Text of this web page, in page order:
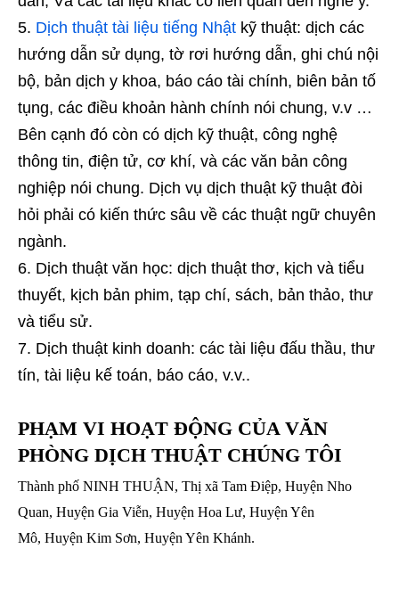
Dịch thuật tài liệu tiếng Nhật kỹ thuật: dịch các
hướng dẫn sử dụng, tờ rơi hướng dẫn, ghi chú nội
bộ, bản dịch y khoa, báo cáo tài chính, biên bản tố
tụng, các điều khoản hành chính nói chung, v.v …
Bên cạnh đó còn có dịch kỹ thuật, công nghệ
thông tin, điện tử, cơ khí, và các văn bản công
nghiệp nói chung. Dịch vụ dịch thuật kỹ thuật đòi
hỏi phải có kiến thức sâu về các thuật ngữ chuyên
ngành.
Dịch thuật văn học: dịch thuật thơ, kịch và tiểu
thuyết, kịch bản phim, tạp chí, sách, bản thảo, thư
và tiểu sử.
Dịch thuật kinh doanh: các tài liệu đấu thầu, thư
tín, tài liệu kế toán, báo cáo, v.v..
PHẠM VI HOẠT ĐỘNG CỦA VĂN
PHÒNG DỊCH THUẬT CHÚNG TÔI
Thành phố NINH THUẬN, Thị xã Tam Điệp, Huyện Nho
Quan, Huyện Gia Viễn, Huyện Hoa Lư, Huyện Yên
Mô, Huyện Kim Sơn, Huyện Yên Khánh.